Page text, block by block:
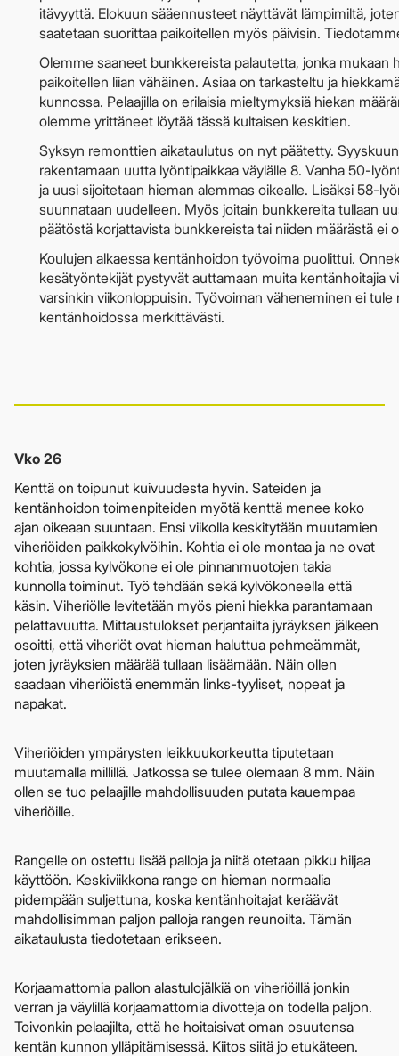
itävyyttä. Elokuun sääennusteet näyttävät lämpimiltä,
saatetaan suorittaa paikoitellen myös päivisin.
Olemme saaneet bunkkereista palautetta, jonka mukaan
paikoitellen liian vähäinen. Asiaa on tarkasteltu ja
kunnossa. Pelaajilla on erilaisia mieltymyksiä hiekan
olemme yrittäneet löytää tässä kultaisen keskitien.
Syksyn remonttien aikataulutus on nyt päätetty.
rakentamaan uutta lyöntipaikkaa väylälle 8. Vanha 50-
ja uusi sijoitetaan hieman alemmas oikealle. Lisäksi 58-
suunnataan uudelleen. Myös joitain bunkkereita tullaan
päätöstä korjattavista bunkkereista tai niiden määrästä ei
Koulujen alkaessa kentänhoidon työvoima puolittui.
kesätyöntekijät pystyvät auttamaan muita kentänhoitajia
varsinkin viikonloppuisin. Työvoiman väheneminen ei tule
kentänhoidossa merkittävästi.
Vko 26
Kenttä on toipunut kuivuudesta hyvin. Sateiden ja
kentänhoidon toimenpiteiden myötä kenttä menee koko
ajan oikeaan suuntaan. Ensi viikolla keskitytään muutamien
viheriöiden paikkokylvöihin. Kohtia ei ole montaa ja ne ovat
kohtia, jossa kylvökone ei ole pinnanmuotojen takia
kunnolla toiminut. Työ tehdään sekä kylvökoneella että
käsin. Viheriölle levitetään myös pieni hiekka parantamaan
pelattavuutta. Mittaustulokset perjantailta jyräyksen jälkeen
osoitti, että viheriöt ovat hieman haluttua pehmeämmät,
joten jyräyksien määrää tullaan lisäämään. Näin ollen
saadaan viheriöistä enemmän links-tyyliset, nopeat ja
napakat.
Viheriöiden ympärysten leikkuukorkeutta tiputetaan
muutamalla millillä. Jatkossa se tulee olemaan 8 mm. Näin
ollen se tuo pelaajille mahdollisuuden putata kauempaa
viheriöille.
Rangelle on ostettu lisää palloja ja niitä otetaan pikku hiljaa
käyttöön. Keskiviikkona range on hieman normaalia
pidempään suljettuna, koska kentänhoitajat keräävät
mahdollisimman paljon palloja rangen reunoilta. Tämän
aikataulusta tiedotetaan erikseen.
Korjaamattomia pallon alastulojälkiä on viheriöillä jonkin
verran ja väylillä korjaamattomia divotteja on todella paljon.
Toivonkin pelaajilta, että he hoitaisivat oman osuutensa
kentän kunnon ylläpitämisessä. Kiitos siitä jo etukäteen.